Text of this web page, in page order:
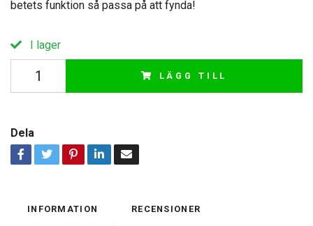
betets funktion så passa på att fynda!
I lager
LÄGG TILL
Dela
INFORMATION RECENSIONER